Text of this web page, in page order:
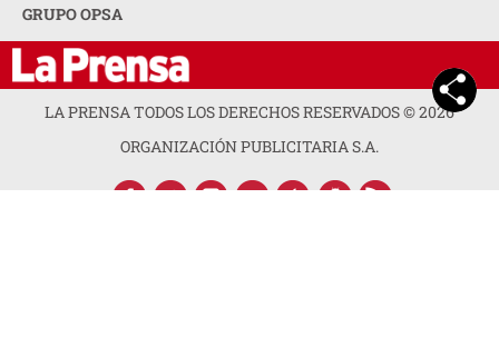
GRUPO OPSA
LA PRENSA TODOS LOS DERECHOS RESERVADOS ©2026
ORGANIZACIÓN PUBLICITARIA S.A.